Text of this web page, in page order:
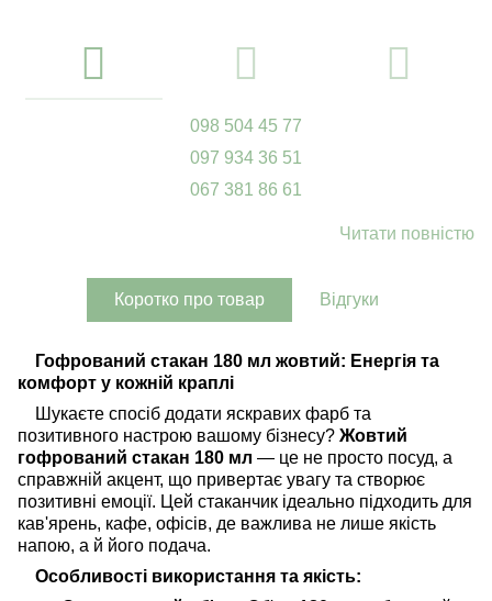
098 504 45 77
097 934 36 51
067 381 86 61
Читати повністю
Коротко про товар Відгуки
Гофрований стакан 180 мл жовтий: Енергія та
комфорт у кожній краплі
Шукаєте спосіб додати яскравих фарб та
позитивного настрою вашому бізнесу? Жовтий
гофрований стакан 180 мл — це не просто посуд, а
справжній акцент, що привертає увагу та створює
позитивні емоції. Цей стаканчик ідеально підходить для
кав'ярень, кафе, офісів, де важлива не лише якість
напою, а й його подача.
Особливості використання та якість: